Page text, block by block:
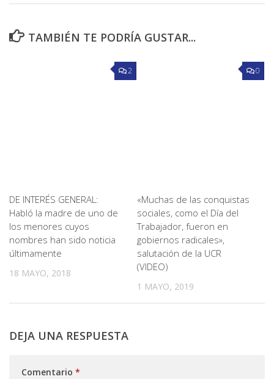
TAMBIÉN TE PODRÍA GUSTAR...
2
DE INTERÉS GENERAL:
Habló la madre de uno de
los menores cuyos
nombres han sido noticia
últimamente
18 MAYO, 2018
0
«Muchas de las conquistas
sociales, como el Día del
Trabajador, fueron en
gobiernos radicales»,
salutación de la UCR
(VIDEO)
1 MAYO, 2019
DEJA UNA RESPUESTA
Comentario *